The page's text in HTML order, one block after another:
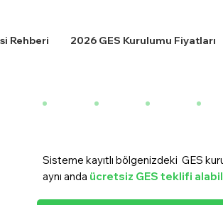
Rehberi 2026 GES Kurulumu Fiyatları
Sisteme kayıtlı bölgenizdeki GES
aynı anda ücretsiz GES teklifi